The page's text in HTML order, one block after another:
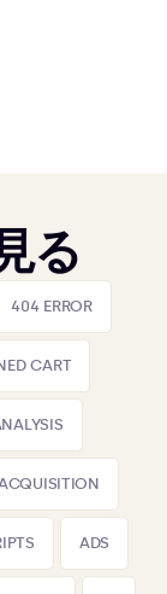
る
404 ERROR
CART
ADS